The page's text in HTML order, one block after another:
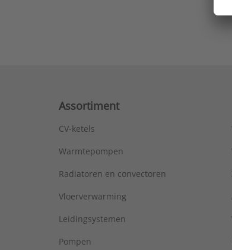
Assortiment
CV-ketels
Warmtepompen
Radiatoren en convectoren
Vloerverwarming
Leidingsystemen
Pompen